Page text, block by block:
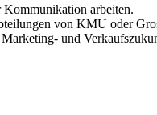
arbeiten.
von KMU oder
und